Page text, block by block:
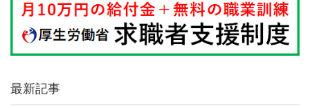
最新記事